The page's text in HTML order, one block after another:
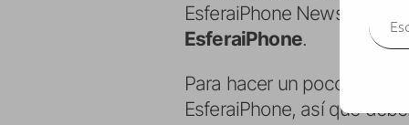
EsferaiPhone News y
EsferaiPhone.
Para hacer un poco de
EsferaiPhone, así que